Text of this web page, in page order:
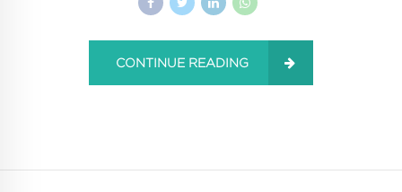
CONTINUE READING